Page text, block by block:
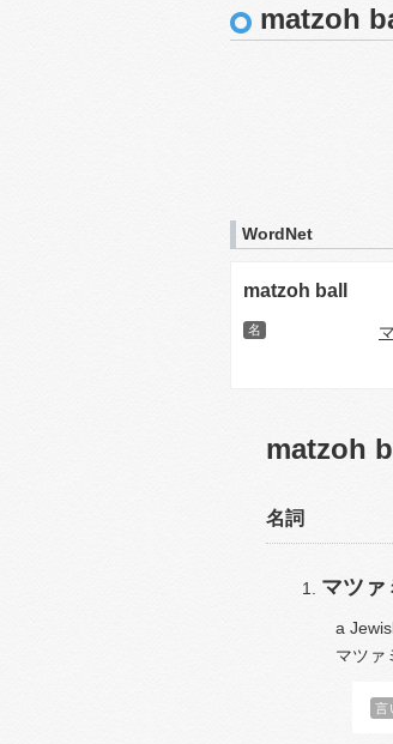
matzoh
WordNet
matzoh ball
名
matzoh
名詞
マツァ
a
マツァ
言